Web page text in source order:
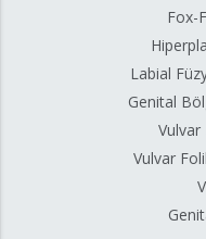
Fox-
Labial
Genital
Vulvar